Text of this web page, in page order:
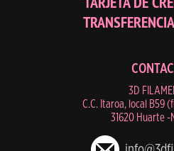
3D
C.C. Itaroa, local B59
31620 Huarte